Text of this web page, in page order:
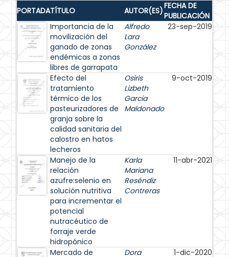
PORTADATÍTULO AUTOR(ES)FECHA DE
PUBLICACIÓN
Importancia de la
movilización del
ganado de zonas
endémicas a zonas
libres de garrapata
Alfredo
Lara
González
23-sep-2019
Efecto del
tratamiento
térmico de los
pasteurizadores de
granja sobre la
calidad sanitaria del
calostro en hatos
lecheros
Osiris
Lizbeth
Garcia
Maldonado
9-oct-2019
Manejo de la
relación
azufre:selenio en
solución nutritiva
para incrementar el
potencial
nutracéutico de
forraje verde
hidropónico
Karla
Mariana
Reséndiz
Contreras
11-abr-2021
Mercado de
Dora
1-dic-2020